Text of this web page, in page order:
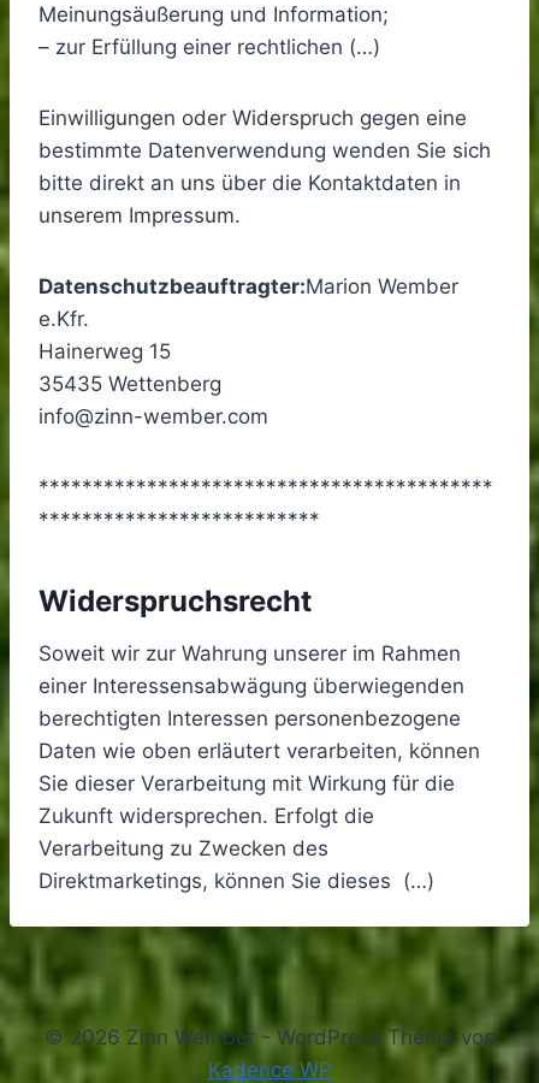
Meinungsäußerung und Information;
– zur Erfüllung einer rechtlichen (…)
Einwilligungen oder Widerspruch gegen eine
bestimmte Datenverwendung wenden Sie sich
bitte direkt an uns über die Kontaktdaten in
unserem Impressum.
Datenschutzbeauftragter:Marion Wember
e.Kfr.
Hainerweg 15
35435 Wettenberg
info@zinn-wember.com
******************************************
**************************
Widerspruchsrecht
Soweit wir zur Wahrung unserer im Rahmen
einer Interessensabwägung überwiegenden
berechtigten Interessen personenbezogene
Daten wie oben erläutert verarbeiten, können
Sie dieser Verarbeitung mit Wirkung für die
Zukunft widersprechen. Erfolgt die
Verarbeitung zu Zwecken des
Direktmarketings, können Sie dieses (…)
© 2026 Zinn Wember - WordPress Theme von
Kadence WP